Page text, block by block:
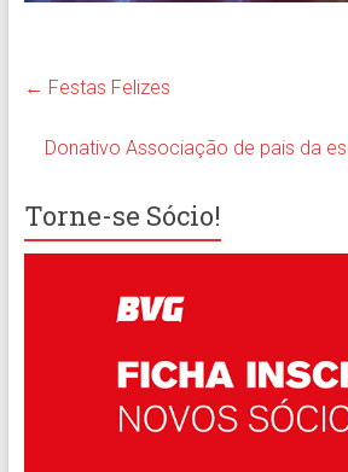
← Festas Felizes
Donativo Associação de pais da
Torne-se Sócio!